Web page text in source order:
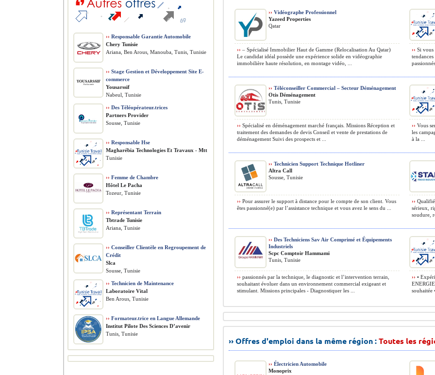
›› Vidéographe Professionnel
Yazeed Properties
Qatar
›› – Spécialisé Immobilier Haut de Gamme (Relocalisation Au Qatar)
Le candidat idéal possède une expérience solide en vidéographie
immobilière haute résolution, en montage vidéo, ...
›› Si vous
›› Téléconseiller Commercial – Secteur Déménagement
Otis Déménagement
Tunis, Tunisie
›› Spécialisé en déménagement marché français. Missions Réception et
traitement des demandes de devis Conseil et vente de prestations de
déménagement Suivi des prospects et ...
›› Vous
les
à la ...
›› Technicien Support Technique Hotliner
Altra Call
Sousse, Tunisie
›› Pour assurer le support à distance pour le compte de son client. Vous
êtes passionné(e) par l’assistance technique et vous avez le sens du ...
››
sérieux,
soudure,
›› Des Techniciens Sav Air Comprimé et Équipements
Industriels
Scpc Comptoir Hammami
Tunis, Tunisie
›› passionnés par la technique, le diagnostic et l’intervention terrain,
souhaitant évoluer dans un environnement commercial exigeant et
stimulant. Missions principales - Diagnostiquer les ...
›› •
souhaitée
›› Offres d'emploi dans la même région :Toutes les
›› Électricien Automobile
Monoprix
›› Responsable Garantie Automobile
Chery Tunisie
Ariana, Ben Arous, Manouba, Tunis, Tunisie
›› Stage Gestion et Développement Site E-
commerce
Yousarssif
Nabeul, Tunisie
›› Des Téléopérateur.trices
Partners Provider
Sousse, Tunisie
›› Responsable Hse
Magharébia Technologies Et Travaux - Mtt
Tunisie
›› Femme de Chambre
Hôtel Le Pacha
Tozeur, Tunisie
›› Représentant Terrain
Tbtrade Tunisie
Ariana, Tunisie
›› Conseiller Clientèle en Regroupement de
Crédit
Slca
Sousse, Tunisie
›› Technicien de Maintenance
Laboratoire Vital
Ben Arous, Tunisie
›› Formateur.trice en Langue Allemande
Institut Pilote Des Sciences D’avenir
Tunis, Tunisie